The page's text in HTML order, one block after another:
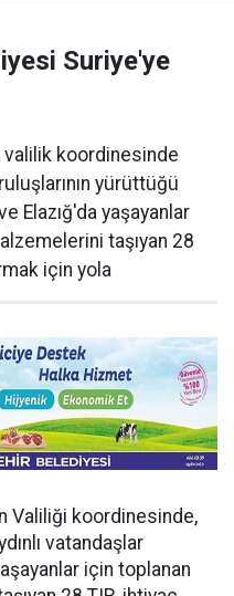
Suriye'ye
valilik koordinesinde
yürüttüğü
Elazığ'da yaşayanlar
taşıyan 28
için yola
Valiliği koordinesinde,
vatandaşlar
için toplanan